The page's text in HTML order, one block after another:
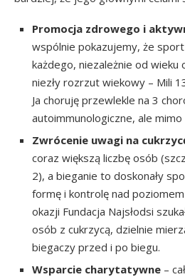
Promocja zdrowego i
wspólnie pokazujemy, że
każdego, niezależnie od wieku
niezły rozrzut wiekowy – Mili
Ja choruję przewlekle na 3
autoimmunologiczne, ale
Zwrócenie uwagi na
coraz większą liczbę osób
2), a bieganie to doskonały
formę i kontrolę nad
okazji Fundacja Najsłodsi
osób z cukrzycą, dzielnie
biegaczy przed i po biegu.
Wsparcie charytatywne –